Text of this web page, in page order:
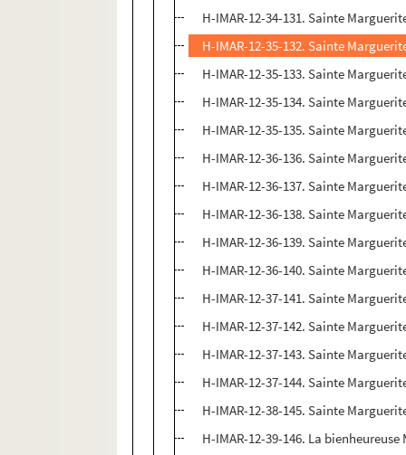
H-IMAR-12-34-131. Sainte
H-IMAR-12-35-132. Sainte
H-IMAR-12-35-133. Sainte
H-IMAR-12-35-134. Sainte
H-IMAR-12-35-135. Sainte
H-IMAR-12-36-136. Sainte
H-IMAR-12-36-137. Sainte
H-IMAR-12-36-138. Sainte
H-IMAR-12-36-139. Sainte
H-IMAR-12-36-140. Sainte
H-IMAR-12-37-141. Sainte
H-IMAR-12-37-142. Sainte
H-IMAR-12-37-143. Sainte
H-IMAR-12-37-144. Sainte
H-IMAR-12-38-145. Sainte
H-IMAR-12-39-146. La